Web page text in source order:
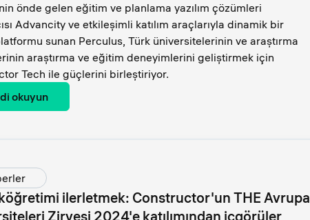
önde gelen eğitim ve planlama yazılım çözümleri
Advancity ve etkileşimli katılım araçlarıyla dinamik bir
sunan Perculus, Türk üniversitelerinin ve araştırma
araştırma ve eğitim deneyimlerini geliştirmek için
Tech ile güçlerini birleştiriyor.
okuyun
ilerletmek: Constructor'un THE Avrupa
Zirvesi 2024'e katılımından içgörüler